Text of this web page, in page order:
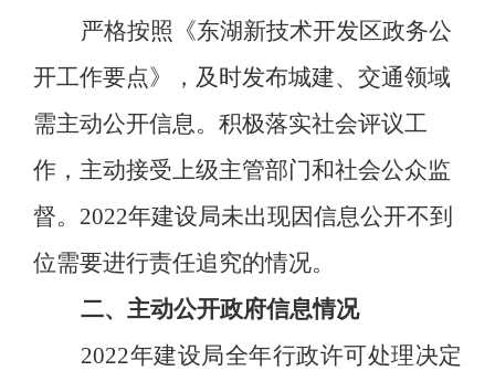
严格按照《东湖新技术开发区政务公
开工作要点》，及时发布城建、交通领域
需主动公开信息。积极落实社会评议工
作， 主动接受上级主管部门和社会公众监
督。 2022年建设局未出现因信息公开不到
位需要进行责任追究的情况。
二、主动公开政府信息情况
2022年建设局全年行政许可处理决定